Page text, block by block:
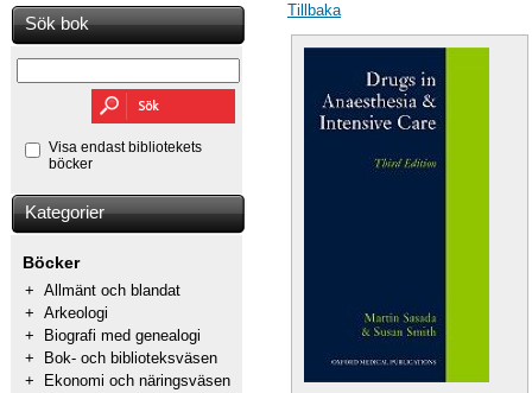
Sök bok
Visa endast bibliotekets
böcker
Kategorier
Böcker
+ Allmänt och blandat
+ Arkeologi
+
Biografi med genealogi
+
Bok- och biblioteksväsen
+
Ekonomi och näringsväsen
Tillbaka